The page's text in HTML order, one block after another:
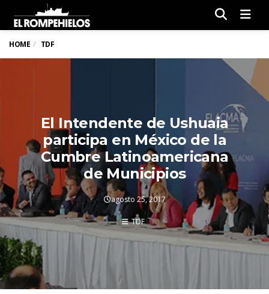
HOME TDF
El Intendente de Ushuaia
participa en México de la
Cumbre Latinoamericana
de Municipios
agosto 25, 2017
TDF